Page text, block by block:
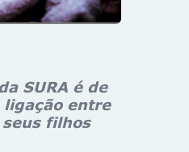
SURA é de
entre
seus filhos